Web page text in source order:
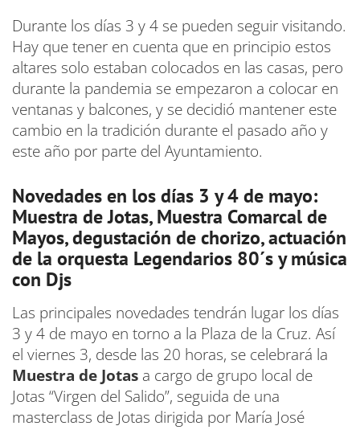
Durante los días 3 y 4 se pueden seguir visitando.
Hay que tener en cuenta que en principio estos
altares solo estaban colocados en las casas, pero
durante la pandemia se empezaron a colocar en
ventanas y balcones, y se decidió mantener este
cambio en la tradición durante el pasado año y
este año por parte del Ayuntamiento.
Novedades en los días 3 y 4 de mayo:
Muestra de Jotas, Muestra Comarcal de
Mayos, degustación de chorizo, actuación
de la orquesta Legendarios 80´s y música
con Djs
Las principales novedades tendrán lugar los días
3 y 4 de mayo en torno a la Plaza de la Cruz. Así
el viernes 3, desde las 20 horas, se celebrará la
Muestra de Jotas a cargo de grupo local de
Jotas “Virgen del Salido”, seguida de una
masterclass de Jotas dirigida por María José